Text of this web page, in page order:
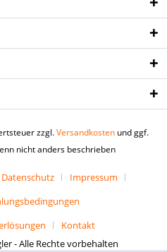
zzgl.Versandkosten und ggf.
nicht anders beschrieben
Datenschutz
Impressum
Kontakt
- Alle Rechte vorbehalten